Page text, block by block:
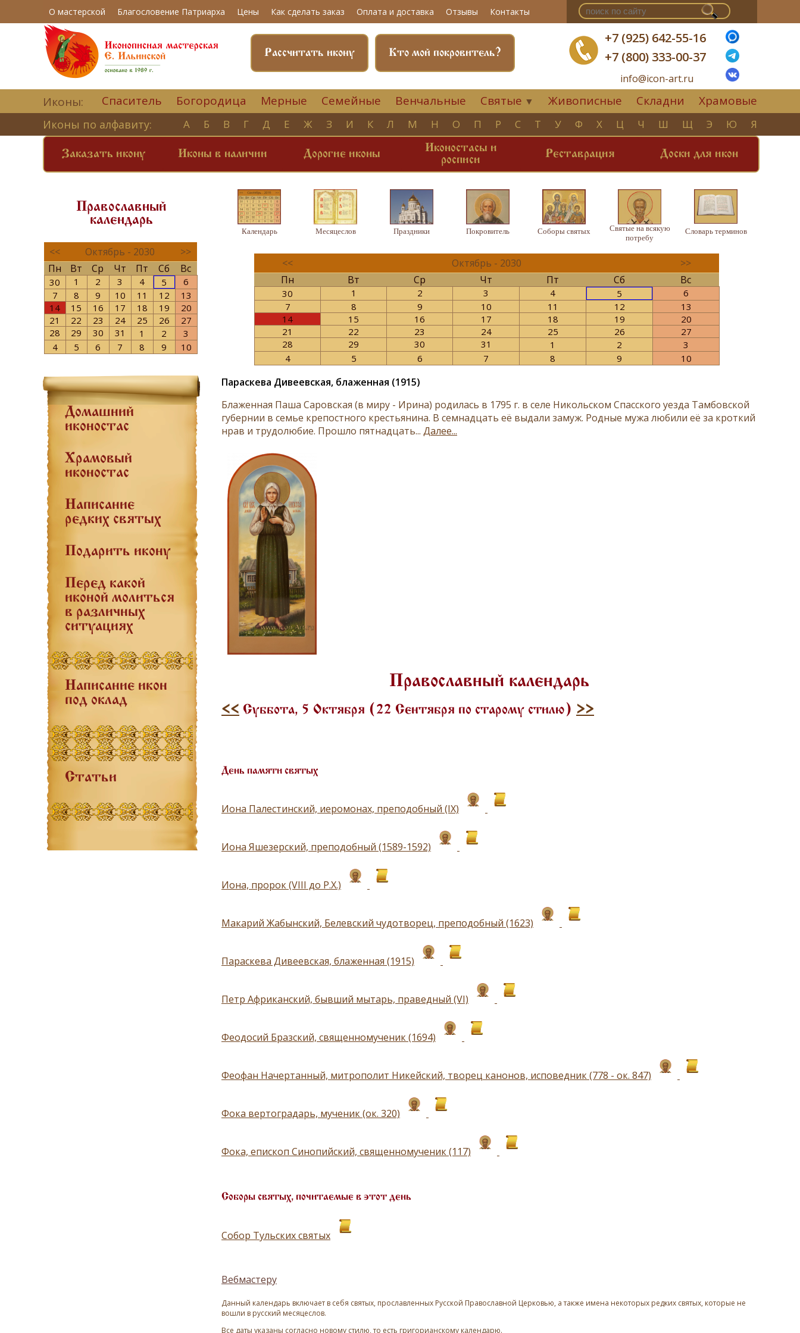
О мастерской Благословение Патриарха Цены Как сделать заказ Оплата и доставка Отзывы Контакты
+7 (925) 642-55-16
+7 (800) 333-00-37
info@icon-art.ru
Кто мой покровитель?
Рассчитать икону
Иконы: Спаситель Богородица Мерные Семейные Венчальные Святые ▼ Живописные Складни Храмовые
Иконы по алфавиту: А Б В Г Д Е Ж З И К Л М Н О П Р С Т У Ф Х Ц Ч Ш Щ Э Ю Я
Заказать икону Иконы в наличии Дорогие иконы
Иконостасы и
росписи
Реставрация Доски для икон
Православный
календарь
<< Октябрь - 2030
>>
Пн
Вт Ср Чт Пт Сб Вс
30 1 2 3 4 5
6
7
8 9 10 11 12
13
14
15 16 17 18 19
20
21
22 23 24 25 26
27
28
29 30 31 1 2
3
4
5 6 7 8 9 10
Домашний
иконостас
Храмовый
иконостас
Написание
редких святых
Подарить икону
Перед какой
иконой молиться
в различных
ситуациях
Написание икон
под оклад
Статьи
Календарь Месяцеслов Праздники Покровитель Соборы святых
Святые на всякую
потребу
Словарь терминов
<< Октябрь - 2030
>>
Пн
Вт Ср Чт Пт Сб Вс
30 1 2 3 4 5
6
7
8 9 10 11 12
13
14
15 16 17 18 19
20
21
22 23 24 25 26
27
28
29 30 31 1 2
3
4
5 6 7 8 9 10
Параскева Дивеевская, блаженная (1915)
Блаженная Паша Саровская (в миру - Ирина) родилась в 1795 г. в селе Никольском Спасского уезда Тамбовской
губернии в семье крепостного крестьянина. В семнадцать её выдали замуж. Родные мужа любили её за кроткий
нрав и трудолюбие. Прошло пятнадцать... Далее...
Православный календарь
<< Суббота, 5 Октября (22 Сентября по старому стилю) >>
День памяти святых
Иона Палестинский, иеромонах, преподобный (IX)
Иона Яшезерский, преподобный (1589-1592)
Иона, пророк (VIII до Р.Х.)
Макарий Жабынский, Белевский чудотворец, преподобный (1623)
Параскева Дивеевская, блаженная (1915)
Петр Африканский, бывший мытарь, праведный (VI)
Феодосий Бразский, священномученик (1694)
Феофан Начертанный, митрополит Никейский, творец канонов, исповедник (778 - ок. 847)
Фока вертоградарь, мученик (ок. 320)
Фока, епископ Синопийский, священномученик (117)
Соборы святых, почитаемые в этот день
Собор Тульских святых
Вебмастеру
Данный календарь включает в себя святых, прославленных Русской Православной Церковью, а также имена некоторых редких святых, которые не
вошли в русский месяцеслов.
Все даты указаны согласно новому стилю, то есть григорианскому календарю.